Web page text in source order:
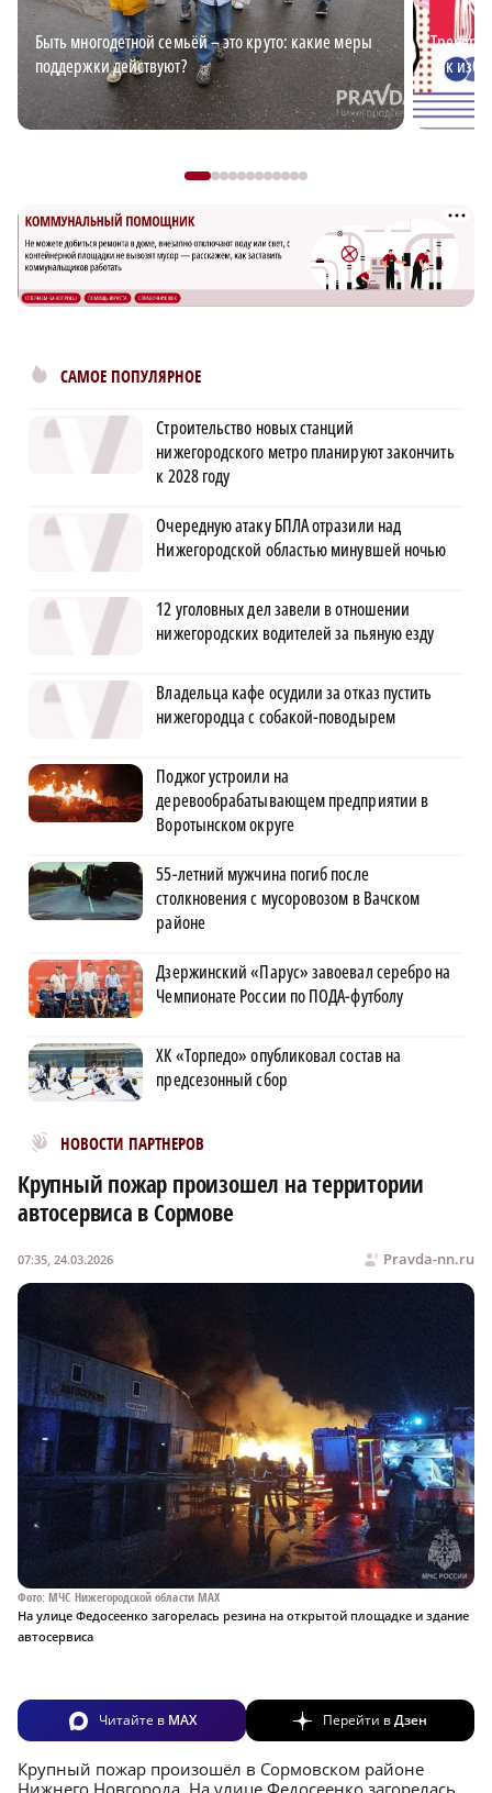
Быть многодетной семьёй – это круто: какие меры
поддержки действуют?
Тренер
как
САМОЕ ПОПУЛЯРНОЕ
Строительство новых станций
нижегородского метро планируют закончить
к 2028 году
Очередную атаку БПЛА отразили над
Нижегородской областью минувшей ночью
12 уголовных дел завели в отношении
нижегородских водителей за пьяную езду
Владельца кафе осудили за отказ пустить
нижегородца с собакой-поводырем
Поджог устроили на
деревообрабатывающем предприятии в
Воротынском округе
55-летний мужчина погиб после
столкновения с мусоровозом в Вачском
районе
Дзержинский «Парус» завоевал серебро на
Чемпионате России по ПОДА-футболу
ХК «Торпедо» опубликовал состав на
предсезонный сбор
НОВОСТИ ПАРТНЕРОВ
Новости МирТесен
Крупный пожар произошел на территории
автосервиса в Сормове
Pravda-nn.ru
07:35, 24.03.2026
Фото: МЧС Нижегородской области MAX
На улице Федосеенко загорелась резина на открытой площадке и здание
автосервиса
Читайте в MAX Перейти вДзен
Крупный пожар произошёл в Сормовском районе
Нижнего Новгорода. На улице Федосеенко загорелась